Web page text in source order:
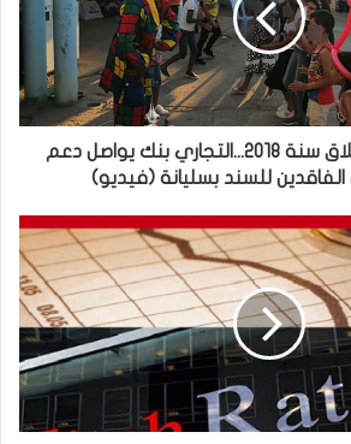
كانت مهددة بالإغلاق سنة 2018...التجاري بنك يواصل دعم
الفاقدين للسند بسليانة (فيديو)